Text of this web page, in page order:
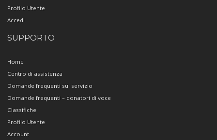
Profilo Utente
Accedi
SUPPORTO
Home
Centro di assistenza
Domande frequenti sul servizio
Domande frequenti – donatori di voce
Classifiche
Profilo Utente
Account